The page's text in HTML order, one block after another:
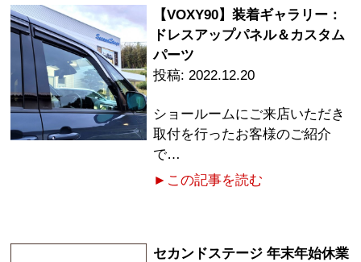
【VOXY90】装着ギャラリー：
ドレスアップパネル＆カスタム
パーツ
2022.12.20
ショールームにご来店いただき
取付を行ったお客様のご紹介
で…
►この記事を読む
セカンドステージ 年末年始休業